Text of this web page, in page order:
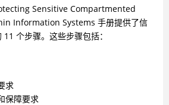
Sensitive Compartmented
Information Systems 手册提供了信
个步骤。这些步骤包括：
求
保障要求